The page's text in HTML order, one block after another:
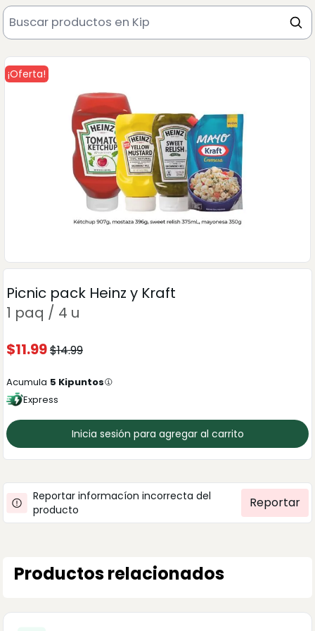
¡Oferta!
Picnic pack Heinz y Kraft
1 paq / 4 u
$11.99$14.99
Acumula 5 Kipuntos
Express
Inicia sesión para agregar al carrito
Reportar informacíon incorrecta del
producto
Reportar
Productos relacionados